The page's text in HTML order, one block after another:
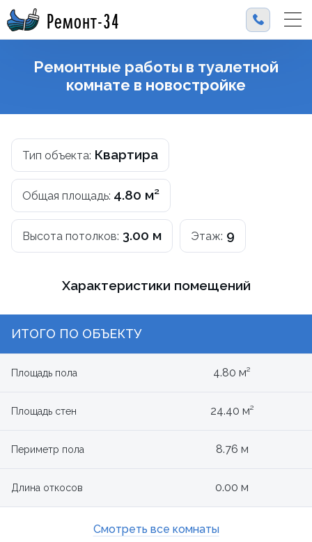
Ремонт-34
Ремонтные работы в туалетной
комнате в новостройке
Тип объекта: Квартира
Общая площадь: 4.80 м²
Высота потолков: 3.00 м Этаж: 9
Характеристики помещений
ИТОГО ПО ОБЪЕКТУ
Площадь пола 4.80 м²
Площадь стен 24.40 м²
Периметр пола 8.76 м
Длина откосов 0.00 м
Смотреть все комнаты